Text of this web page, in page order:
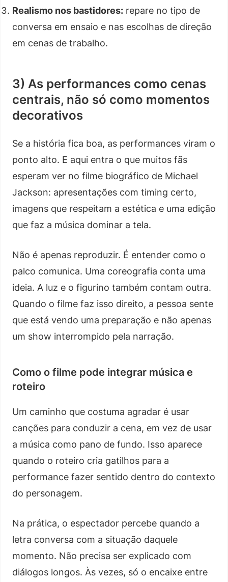
Realismo nos bastidores: repare no tipo de
conversa em ensaio e nas escolhas de direção
em cenas de trabalho.
3) As performances como cenas
centrais, não só como momentos
decorativos
Se a história fica boa, as performances viram o
ponto alto. E aqui entra o que muitos fãs
esperam ver no filme biográfico de Michael
Jackson: apresentações com timing certo,
imagens que respeitam a estética e uma edição
que faz a música dominar a tela.
Não é apenas reproduzir. É entender como o
palco comunica. Uma coreografia conta uma
ideia. A luz e o figurino também contam outra.
Quando o filme faz isso direito, a pessoa sente
que está vendo uma preparação e não apenas
um show interrompido pela narração.
Como o filme pode integrar música e
roteiro
Um caminho que costuma agradar é usar
canções para conduzir a cena, em vez de usar
a música como pano de fundo. Isso aparece
quando o roteiro cria gatilhos para a
performance fazer sentido dentro do contexto
do personagem.
Na prática, o espectador percebe quando a
letra conversa com a situação daquele
momento. Não precisa ser explicado com
diálogos longos. Às vezes, só o encaixe entre